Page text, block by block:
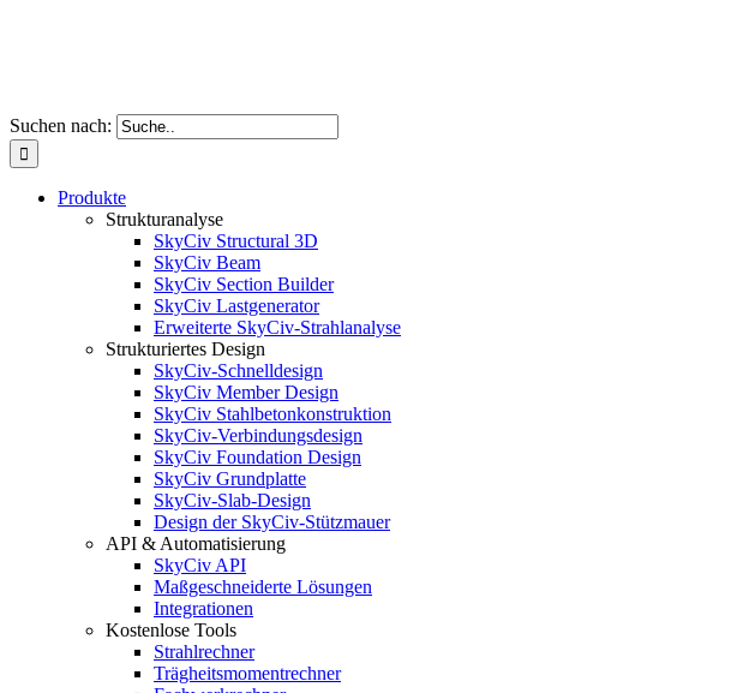
Suchen nach:
Produkte
Strukturanalyse
SkyCiv Structural 3D
SkyCiv Beam
SkyCiv Section Builder
SkyCiv Lastgenerator
Erweiterte SkyCiv-Strahlanalyse
Strukturiertes Design
SkyCiv-Schnelldesign
SkyCiv Member Design
SkyCiv Stahlbetonkonstruktion
SkyCiv-Verbindungsdesign
SkyCiv Foundation Design
SkyCiv Grundplatte
SkyCiv-Slab-Design
Design der SkyCiv-Stützmauer
API & Automatisierung
SkyCiv API
Maßgeschneiderte Lösungen
Integrationen
Kostenlose Tools
Strahlrechner
Trägheitsmomentrechner